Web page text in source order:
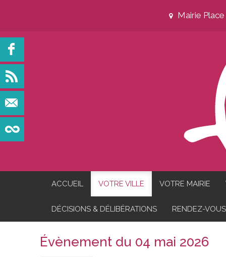
Mairie
ACCUEIL VOTRE VILLE VOTRE MAIRIE
DÉCISIONS & DÉLIBÉRATIONS RENDEZ-
Évènement du 04 mai 2026